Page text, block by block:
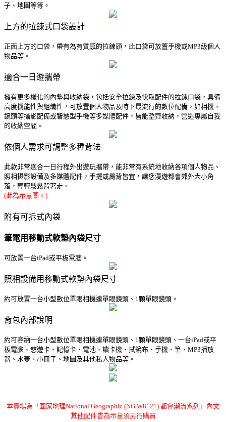
子、地圖等等。
上方的拉鍊式口袋設計
正面上方的口袋，帶有為有質感的拉鍊頭，此口袋可放置手機或MP3級個人
物品等。
適合一日遊攜帶
擁有更多樣化的內墊與收納袋，包括安全拉鍊及快取配件的拉鍊口袋，具備
高度機能性與組織性，可放置個人物品及時下最流行的數位配備，如相機、
鏡頭等攝影配備或智慧型手機等多媒體配件，皆能整齊收納，營造專屬自我
的收納空間。
依個人需求可調整多種背法
此款非常適合一日行程外出遊玩攜帶，能非常有系統地收納各項個人物品、
照相攝影設備及多媒體配件，手提或肩背皆宜，讓您漫遊都會郊外大小角
落，輕輕鬆鬆背著走。
(此為示意圖。)
附有可拆式內袋
筆電用移動式軟墊內袋尺寸
可放置一台iPad或平板電腦。
照相設備用移動式軟墊內袋尺寸
約可放置一台小型數位單眼相機連單眼鏡頭、1顆單眼鏡頭。
背包內部說明
約可容納一台小型數位單眼相機連單眼鏡頭、1顆單眼鏡頭、一台iPad或平
板電腦、悠遊卡、記憶卡、電池、讀卡機、拭鏡布、手機、筆、MP3播放
器、水壺、小冊子、地圖及其他私人物品等。
本賣場為「國家地理National Geographic (NG W8121) 都會潮流系列」 內文
其他配件皆為示意須另行購買